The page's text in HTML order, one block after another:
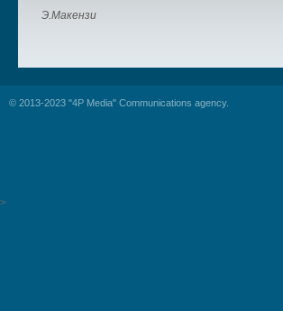
Э.Макензи
© 2013-2023 "4P Media" Communications agency.
>